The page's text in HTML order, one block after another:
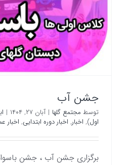
جشن آب
توسط مجتمع گلها | آبان ۲۷, ۱۴۰۴ |
اول), اخبار, اخبار دوره ابتدایی, اخبار
برگزاری جشن آب ، جشن